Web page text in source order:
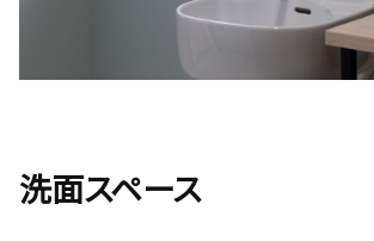
洗面スペース